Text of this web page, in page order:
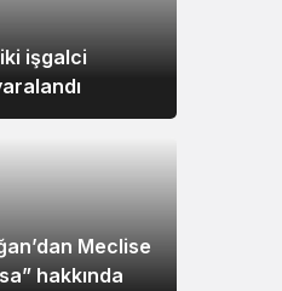
işgalci
Meclise
hakkında